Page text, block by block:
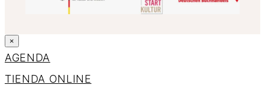
×
AGENDA
TIENDA ONLINE